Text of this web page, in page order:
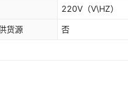
220V （V\HZ）
货源 否